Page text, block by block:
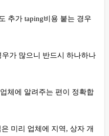
추가 taping비용 붙는 경우
가 많으니 반드시 하나하나
체에 알려주는 편이 정확합
미리 업체에 지역, 상자 개